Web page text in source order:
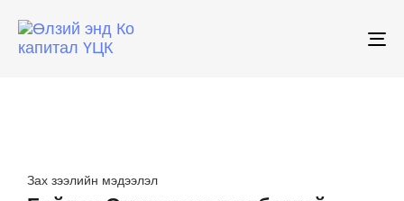
Зах зээлийн мэдээлэл